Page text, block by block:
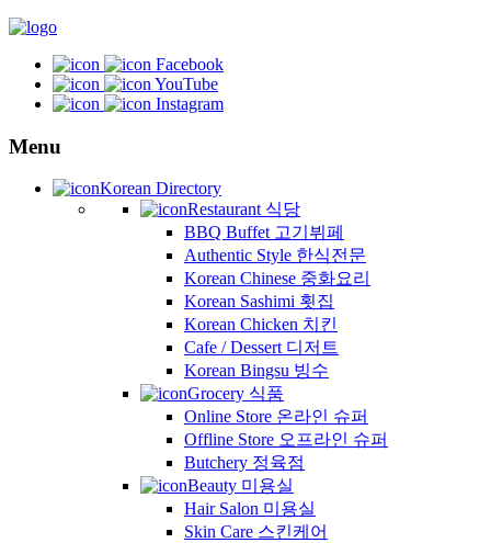
Facebook
YouTube
Instagram
Menu
Korean Directory
Restaurant 식당
BBQ Buffet 고기뷔페
Authentic Style 한식전문
Korean Chinese 중화요리
Korean Sashimi 횟집
Korean Chicken 치킨
Cafe / Dessert 디저트
Korean Bingsu 빙수
Grocery 식품
Online Store 온라인 슈퍼
Offline Store 오프라인 슈퍼
Butchery 정육점
Beauty 미용실
Hair Salon 미용실
Skin Care 스킨케어